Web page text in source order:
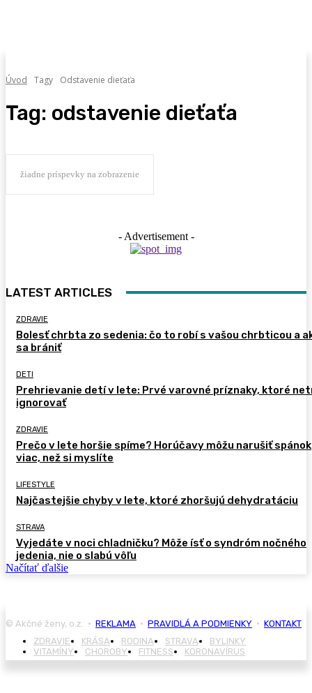
Úvod Tagy Odstavenie dieťaťa
Tag: odstavenie dieťaťa
žiadne príspevky na zobrazenie
- Advertisement -
LATEST ARTICLES
ZDRAVIE
Bolesť chrbta zo sedenia: čo to robí s vašou chrbticou a
sa brániť
DETI
Prehrievanie detí v lete: Prvé varovné príznaky, ktoré
ignorovať
ZDRAVIE
Prečo v lete horšie spíme? Horúčavy môžu narušiť spánok
viac, než si myslíte
LIFESTYLE
Najčastejšie chyby v lete, ktoré zhoršujú dehydratáciu
STRAVA
Vyjedáte v noci chladničku? Môže ísť o syndróm nočného
jedenia, nie o slabú vôľu
Načítať ďalšie
© Akčné ženy, o.z. • REKLAMA • PRAVIDLÁ A PODMIENKY • KONTAKT
ZDRAVIE
KRÁSA RODINA STRAVA
BYLINKY
VITAMÍNY
CHOROBY FITNESS KORONAVÍRUS